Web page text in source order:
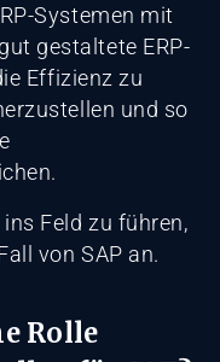
Systemen mit
gestaltete ERP-
Effizienz zu
und so
Feld zu führen,
von SAP an.
Rolle